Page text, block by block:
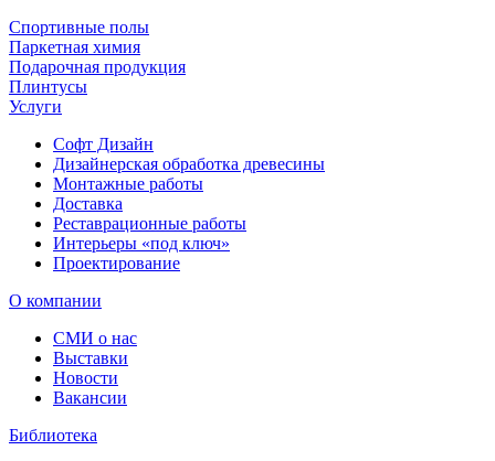
Спортивные полы
Паркетная химия
Подарочная продукция
Плинтусы
Услуги
Софт Дизайн
Дизайнерская обработка древесины
Монтажные работы
Доставка
Реставрационные работы
Интерьеры «под ключ»
Проектирование
О компании
СМИ о нас
Выставки
Новости
Вакансии
Библиотека